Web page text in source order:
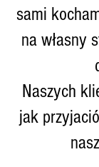
sami
na własny
Naszych
jak